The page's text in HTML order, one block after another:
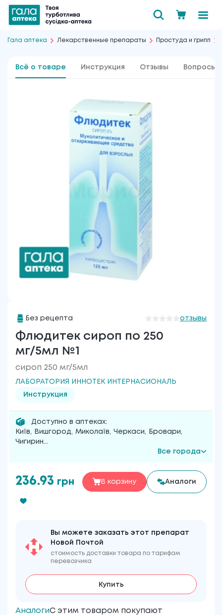
Гала аптека Лекарственные препараты Простуда и грипп
Всё о товаре Инструкция Отзывы Вопросы
Без рецепта отзывы
Флюдитек сироп по 250
мг/5мл №1
сироп 250 мг/5мл
ЛАБОРАТОРИЯ ИННОТЕК ИНТЕРНАСИОНАЛЬ
Инструкция
Доступно в аптеках:
Київ, Вишгород, Миколаїв, Черкаси, Бровари,
Чигирин...
Все города
236.93 грн В корзину Аналоги
Вы можете заказать этот препарат
Новой Почтой
стоимость доставки товара по тарифам
перевозчика
Купить
АналогиС этим товаром покупают